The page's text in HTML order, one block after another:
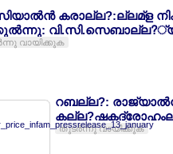
കരാല്ല?:ല്ലമ്ള
വായിക്കുക
റബല്ല?:
തുടര്‍ന്നു വായിക്കുക